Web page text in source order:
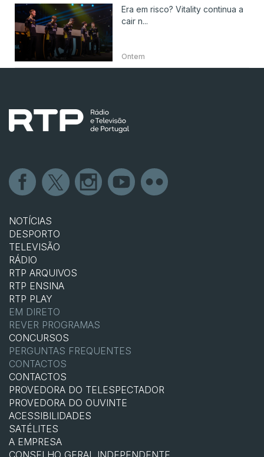
Era em risco? Vitality continua a
cair n...
Ontem
NOTÍCIAS
DESPORTO
TELEVISÃO
RÁDIO
RTP ARQUIVOS
RTP ENSINA
RTP PLAY
EM DIRETO
REVER PROGRAMAS
CONCURSOS
PERGUNTAS FREQUENTES
CONTACTOS
CONTACTOS
PROVEDORA DO TELESPECTADOR
PROVEDORA DO OUVINTE
ACESSIBILIDADES
SATÉLITES
A EMPRESA
CONSELHO GERAL INDEPENDENTE